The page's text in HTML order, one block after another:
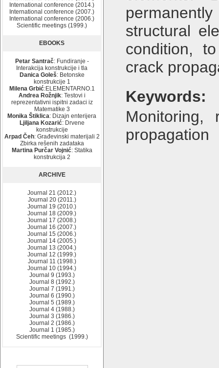
International conference (2014.)
International conference (2007.)
International conference (2006.)
Scientific meetings (1999.)
EBOOKS
Petar Santrač: Fundiranje -
Interakcija konstrukcije i tla
Danica Goleš: Betonske
konstrukcije 1
Milena Grbić:ELEMENTARNO.1
Andrea Rožnjik: Testovi i
reprezentativni ispitni zadaci iz
Matematike 3
Monika Štiklica: Dizajn enterijera
Ljiljana Kozarić: Drvene
konstrukcije
Arpad Čeh: Građevinski materijali 2
Zbirka rešenih zadataka
Martina Purčar Vojnić: Statika
konstrukcija 2
ARCHIVE
Journal 21 (2012.)
Journal 20 (2011.)
Journal 19 (2010.)
Journal 18 (2009.)
Journal 17 (2008.)
Journal 16 (2007.)
Journal 15 (2006.)
Journal 14 (2005.)
Journal 13 (2004.)
Journal 12 (1999.)
Journal 11 (1998.)
Journal 10 (1994.)
Journal 9 (1993.)
Journal 8 (1992.)
Journal 7 (1991.)
Journal 6 (1990.)
Journal 5 (1989.)
Journal 4 (1988.)
Journal 3 (1986.)
Journal 2 (1986.)
Journal 1 (1985.)
Scientific meetings (1999.)
structural
condition,
crack
Keywords:
Monitoring,
propagation